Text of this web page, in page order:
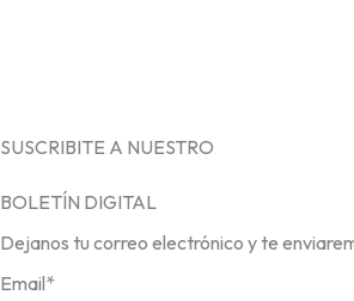
SUSCRIBITE A NUESTRO
BOLETÍN DIGITAL
Dejanos tu correo electrónico y te
Email*